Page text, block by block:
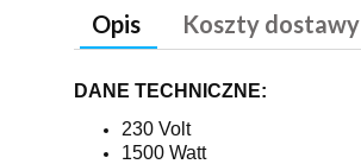
Opis Koszty dostawy
DANE TECHNICZNE:
230 Volt
1500 Watt